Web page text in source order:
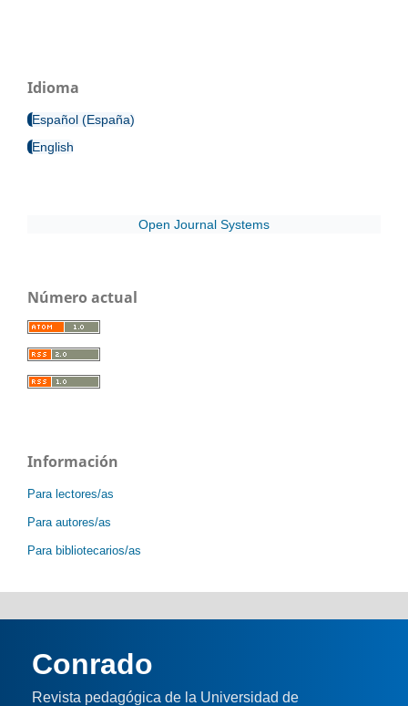
Idioma
Español (España)
English
Open Journal Systems
Número actual
Información
Para lectores/as
Para autores/as
Para bibliotecarios/as
Conrado
Revista pedagógica de la Universidad de